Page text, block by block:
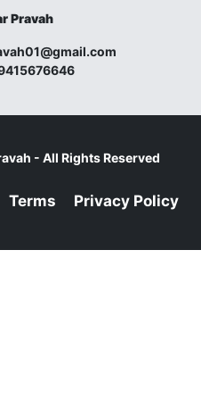
Pravah
- All Rights Reserved
Terms Privacy Policy